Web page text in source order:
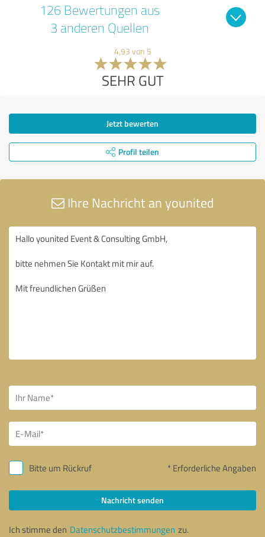
126 Bewertungen aus
3 anderen Quellen
4,93 von 5
SEHR GUT
Jetzt bewerten
Profil teilen
Ihre Nachricht an younited
Bitte um Rückruf * Erforderliche Angaben
Nachricht senden
Ich stimme den Datenschutzbestimmungen zu.